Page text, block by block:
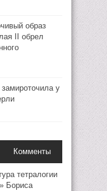
образ
II обрел
у
Комменты
тетралогии
Бориса